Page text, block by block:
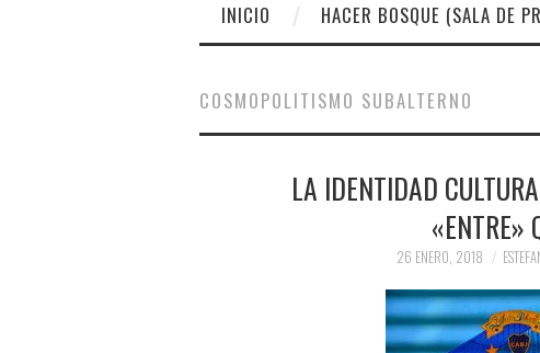
INICIO HACER BOSQUE (SALA DE
COSMOPOLITISMO SUBALTERNO
LA IDENTIDAD
«ENTRE»
26 ENERO, 2018